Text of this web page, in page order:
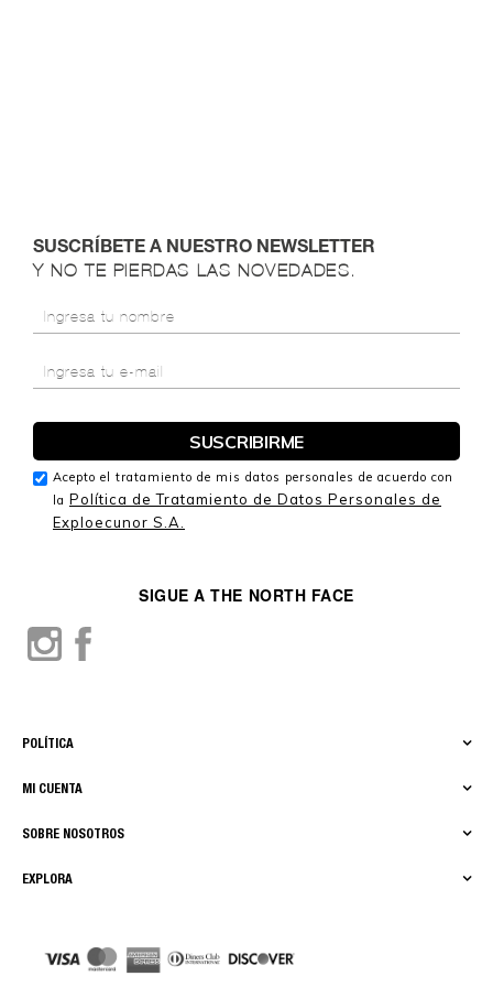
EXPLORA
SOBRE NOSOTROS
MI CUENTA
POLÍTICA
SIGUE A THE NORTH FACE
SUSCRÍBETE A NUESTRO NEWSLETTER
Y NO TE PIERDAS LAS NOVEDADES.
Acepto el tratamiento de mis datos personales de acuerdo con
la Política de Tratamiento de Datos Personales de
Exploecunor S.A.